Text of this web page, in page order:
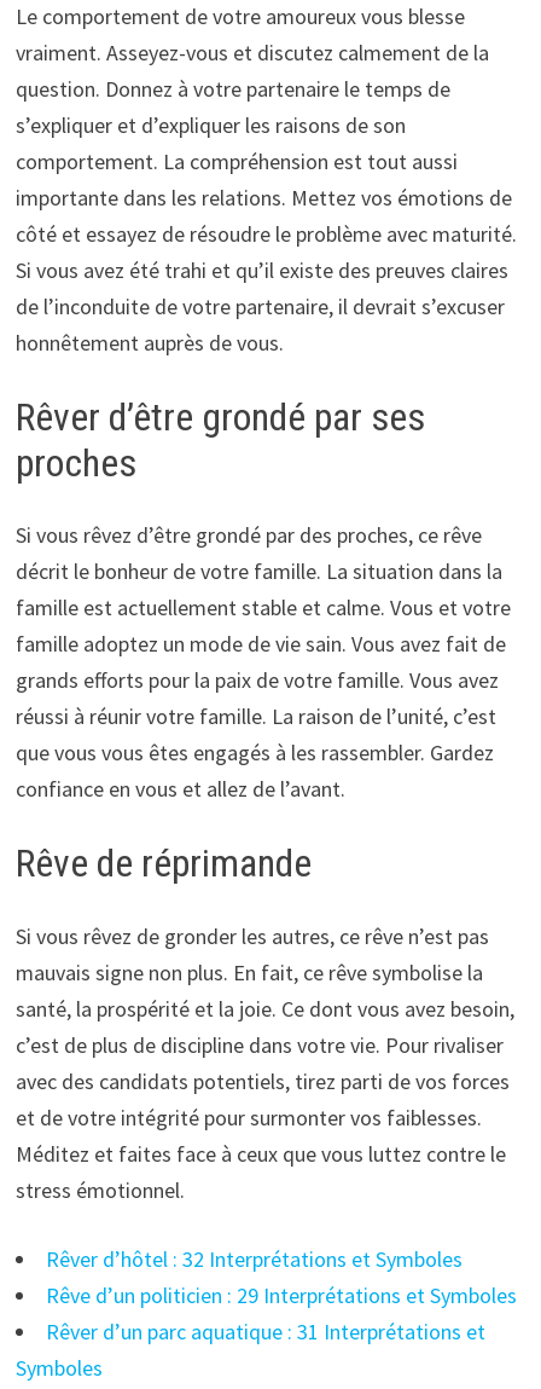
Le comportement de votre amoureux vous blesse
vraiment. Asseyez-vous et discutez calmement de la
question. Donnez à votre partenaire le temps de
s’expliquer et d’expliquer les raisons de son
comportement. La compréhension est tout aussi
importante dans les relations. Mettez vos émotions de
côté et essayez de résoudre le problème avec maturité.
Si vous avez été trahi et qu’il existe des preuves claires
de l’inconduite de votre partenaire, il devrait s’excuser
honnêtement auprès de vous.
Rêver d’être grondé par ses
proches
Si vous rêvez d’être grondé par des proches, ce rêve
décrit le bonheur de votre famille. La situation dans la
famille est actuellement stable et calme. Vous et votre
famille adoptez un mode de vie sain. Vous avez fait de
grands efforts pour la paix de votre famille. Vous avez
réussi à réunir votre famille. La raison de l’unité, c’est
que vous vous êtes engagés à les rassembler. Gardez
confiance en vous et allez de l’avant.
Rêve de réprimande
Si vous rêvez de gronder les autres, ce rêve n’est pas
mauvais signe non plus. En fait, ce rêve symbolise la
santé, la prospérité et la joie. Ce dont vous avez besoin,
c’est de plus de discipline dans votre vie. Pour rivaliser
avec des candidats potentiels, tirez parti de vos forces
et de votre intégrité pour surmonter vos faiblesses.
Méditez et faites face à ceux que vous luttez contre le
stress émotionnel.
Rêver d’hôtel : 32 Interprétations et Symboles
Rêve d’un politicien : 29 Interprétations et Symboles
Rêver d’un parc aquatique : 31 Interprétations et
Symboles